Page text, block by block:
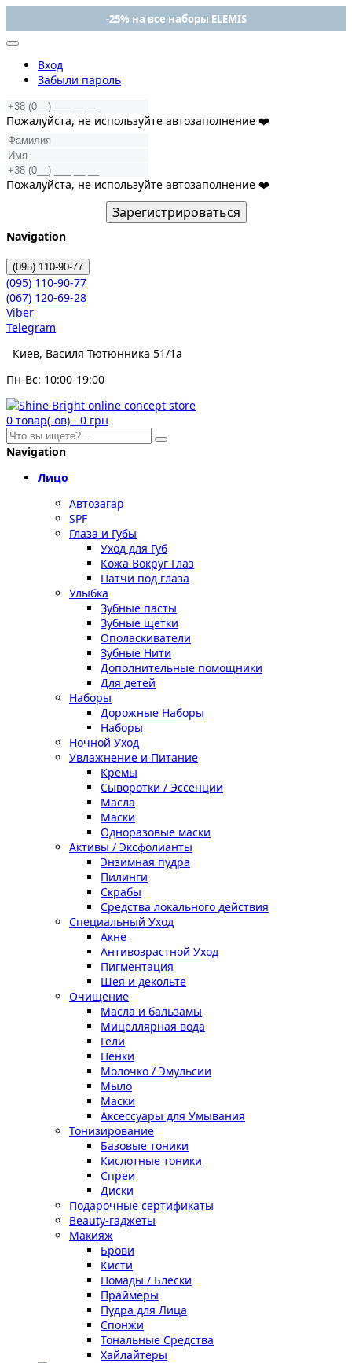
-25% на все наборы ELEMIS
Вход
Забыли пароль
Пожалуйста, не используйте автозаполнение ❤️
Пожалуйста, не используйте автозаполнение ❤️
Зарегистрироваться
Navigation
(095) 110-90-77
(095) 110-90-77
(067) 120-69-28
Viber
Telegram
Киев, Василя Тютюнника 51/1а
Пн-Вс: 10:00-19:00
0 товар(-ов) - 0 грн
Navigation
Лицо
Автозагар
SPF
Глаза и Губы
Уход для Губ
Кожа Вокруг Глаз
Патчи под глаза
Улыбка
Зубные пасты
Зубные щётки
Ополаскиватели
Зубные Нити
Дополнительные помощники
Для детей
Наборы
Дорожные Наборы
Наборы
Ночной Уход
Увлажнение и Питание
Кремы
Сыворотки / Эссенции
Масла
Маски
Одноразовые маски
Активы / Эксфолианты
Энзимная пудра
Пилинги
Скрабы
Средства локального действия
Специальный Уход
Акне
Антивозрастной Уход
Пигментация
Шея и декольте
Очищение
Масла и бальзамы
Мицеллярная вода
Гели
Пенки
Молочко / Эмульсии
Мыло
Маски
Аксессуары для Умывания
Тонизирование
Базовые тоники
Кислотные тоники
Спреи
Диски
Подарочные сертификаты
Beauty-гаджеты
Макияж
Брови
Кисти
Помады / Блески
Праймеры
Пудра для Лица
Спонжи
Тональные Средства
Хайлайтеры